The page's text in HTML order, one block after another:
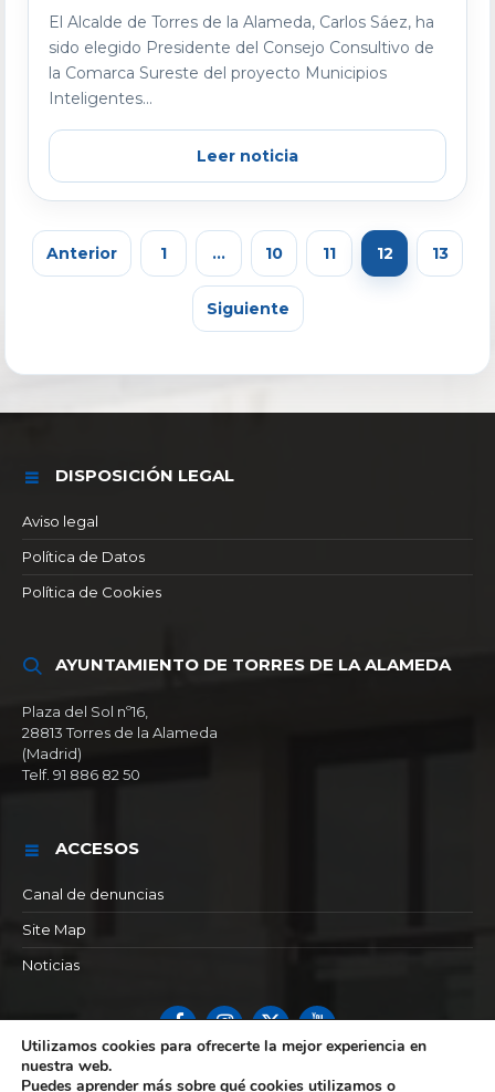
El Alcalde de Torres de la Alameda, Carlos Sáez, ha
sido elegido Presidente del Consejo Consultivo de
la Comarca Sureste del proyecto Municipios
Inteligentes...
Leer noticia
Anterior 1 … 10 11 12 13
Siguiente
DISPOSICIÓN LEGAL
Aviso legal
Política de Datos
Política de Cookies
AYUNTAMIENTO DE TORRES DE LA ALAMEDA
Plaza del Sol nº16,
28813 Torres de la Alameda
(Madrid)
Telf. 91 886 82 50
ACCESOS
Canal de denuncias
Site Map
Noticias
FacebookInstagram
X YouTube
Utilizamos cookies para ofrecerte la mejor experiencia en
nuestra web.
Puedes aprender más sobre qué cookies utilizamos o